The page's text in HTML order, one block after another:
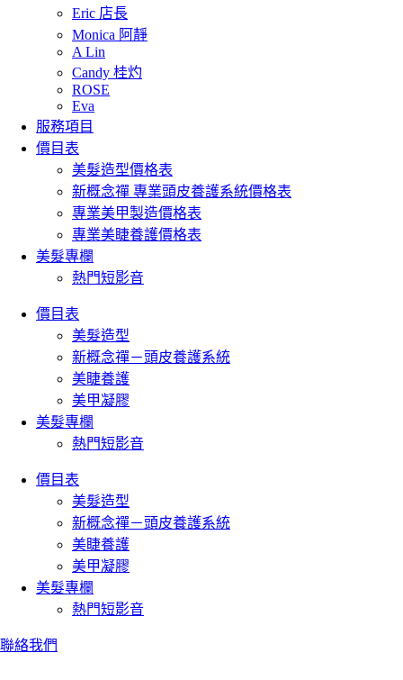
Eric 店長
Monica 阿靜
A Lin
Candy 桂灼
ROSE
Eva
服務項目
價目表
美髮造型價格表
新概念禪 專業頭皮養護系統價格表
專業美甲製造價格表
專業美睫養護價格表
美髮專欄
熱門短影音
價目表
美髮造型
新概念禪－頭皮養護系統
美睫養護
美甲凝膠
美髮專欄
熱門短影音
價目表
美髮造型
新概念禪－頭皮養護系統
美睫養護
美甲凝膠
美髮專欄
熱門短影音
聯絡我們